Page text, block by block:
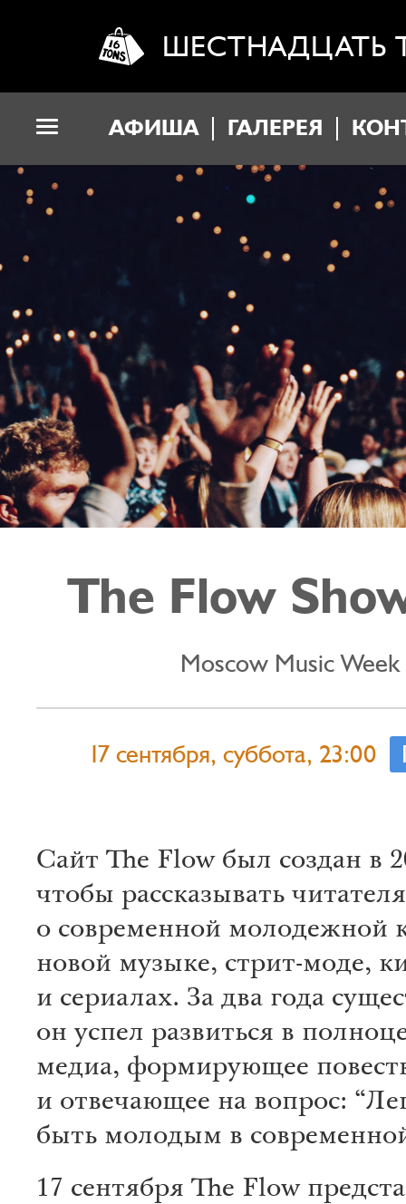
ШЕСТНАДЦАТЬ
АФИША ГАЛЕРЕЯ
The Flow
Moscow Music Week
17 сентября, суббота, 23:00
Сайт The Flow был создан в
чтобы рассказывать
о современной молодежной
новой музыке, стрит-моде,
и сериалах. За два года
он успел развиться в
медиа, формирующее
и отвечающее на вопрос:
быть молодым в
17 сентября The Flow